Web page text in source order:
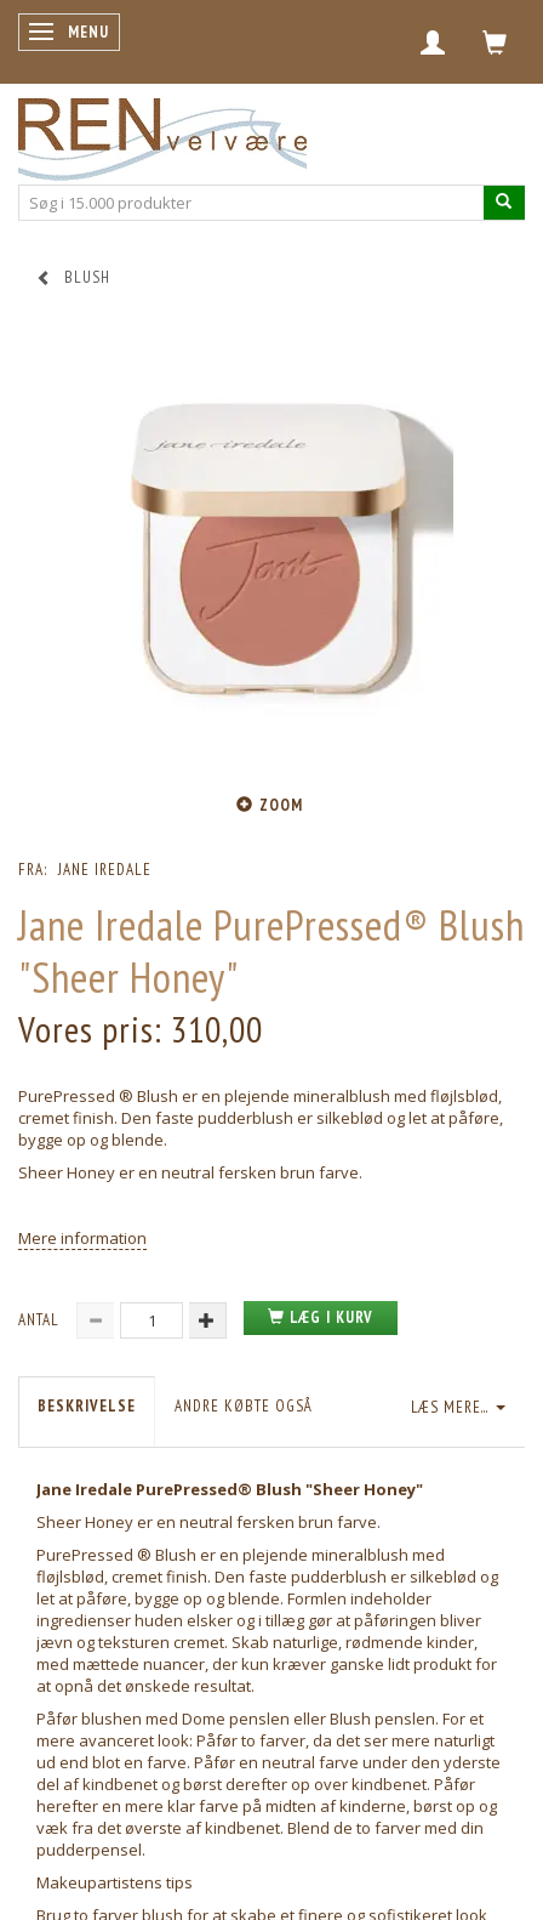
SKIFTE NAVIGATION
MENU
BLUSH
ZOOM
FRA: JANE IREDALE
Jane Iredale PurePressed® Blush
"Sheer Honey"
Vores pris: 310,00
PurePressed ® Blush er en plejende mineralblush med fløjlsblød,
cremet finish. Den faste pudderblush er silkeblød og let at påføre,
bygge op og blende.
Sheer Honey er en neutral fersken brun farve.
Mere information
ANTAL LÆG I KURV
LÆS MERE...
BESKRIVELSE ANDRE KØBTE OGSÅ
Jane Iredale PurePressed® Blush "Sheer Honey"
Sheer Honey er en neutral fersken brun farve.
PurePressed ® Blush er en plejende mineralblush med
fløjlsblød, cremet finish. Den faste pudderblush er silkeblød og
let at påføre, bygge op og blende. Formlen indeholder
ingredienser huden elsker og i tillæg gør at påføringen bliver
jævn og teksturen cremet. Skab naturlige, rødmende kinder,
med mættede nuancer, der kun kræver ganske lidt produkt for
at opnå det ønskede resultat.
Påfør blushen med Dome penslen eller Blush penslen. For et
mere avanceret look: Påfør to farver, da det ser mere naturligt
ud end blot en farve. Påfør en neutral farve under den yderste
del af kindbenet og børst derefter op over kindbenet. Påfør
herefter en mere klar farve på midten af kinderne, børst op og
væk fra det øverste af kindbenet. Blend de to farver med din
pudderpensel.
Makeupartistens tips
Brug to farver blush for at skabe et finere og sofistikeret look